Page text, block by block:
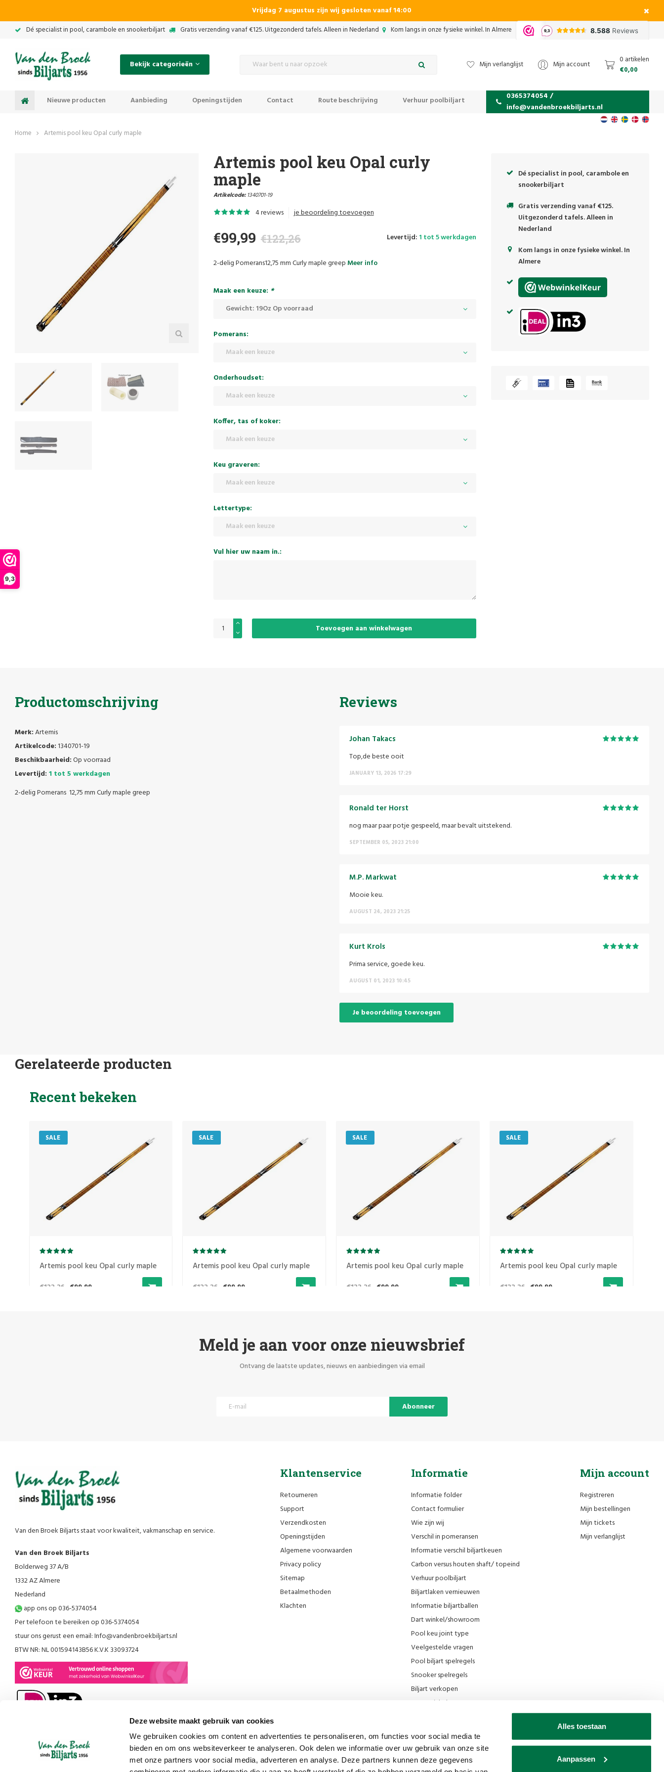
9,3
Deze website maakt gebruik van cookies
We gebruiken cookies om content en advertenties te personaliseren, om functies voor social media te
bieden en om ons websiteverkeer te analyseren. Ook delen we informatie over uw gebruik van onze site
met onze partners voor social media, adverteren en analyse. Deze partners kunnen deze gegevens
Alles toestaan
Aanpassen
Vrijdag 7 augustus zijn wij gesloten vanaf 14:00
Dé specialist in pool, carambole en snookerbiljart Gratis verzending vanaf €125. Uitgezonderd tafels. Alleen in Nederland Kom langs in onze fysieke winkel. In Almere
Bekijk categorieën Mijn verlanglijst Mijn account
0 artikelen
€0,00
Nieuwe producten Aanbieding Openingstijden Contact Route beschrijving Verhuur poolbiljart
0365374054 /
info@vandenbroekbiljarts.nl
Home Artemis pool keu Opal curly maple
Artemis pool keu Opal curly
maple
Artikelcode:1340701-19
4 reviews je beoordeling toevoegen
€99,99 €122,26 Levertijd: 1 tot 5 werkdagen
2-delig Pomerans12,75 mm Curly maple greep Meer info
Maak een keuze: *
Gewicht: 19Oz Op voorraad
Pomerans:
Maak een keuze
Onderhoudset:
Maak een keuze
Koffer, tas of koker:
Maak een keuze
Keu graveren:
Maak een keuze
Lettertype:
Maak een keuze
Vul hier uw naam in.:
Toevoegen aan winkelwagen
Dé specialist in pool, carambole en
snookerbiljart
Gratis verzending vanaf €125.
Uitgezonderd tafels. Alleen in
Nederland
Kom langs in onze fysieke winkel. In
Almere
Productomschrijving
Merk:Artemis
Artikelcode: 1340701-19
Beschikbaarheid:Op voorraad
Levertijd: 1 tot 5 werkdagen
2-delig Pomerans 12,75 mm Curly maple greep
Reviews
Johan Takacs
Top,de beste ooit
JANUARY 13, 2026 17:29
Ronald ter Horst
nog maar paar potje gespeeld, maar bevalt uitstekend.
SEPTEMBER 05, 2023 21:00
M.P. Markwat
Mooie keu.
AUGUST 24, 2023 21:25
Kurt Krols
Prima service, goede keu.
AUGUST 01, 2023 10:45
Je beoordeling toevoegen
Gerelateerde producten
Recent bekeken
SALE
Artemis pool keu Opal curly maple
€122,26 €99,99
SALE
Artemis pool keu Opal curly maple
€122,26 €99,99
SALE
Artemis pool keu Opal curly maple
€122,26 €99,99
SALE
Artemis pool keu Opal curly maple
€122,26 €99,99
Meld je aan voor onze nieuwsbrief
Ontvang de laatste updates, nieuws en aanbiedingen via email
Abonneer
Van den Broek Biljarts staat voor kwaliteit, vakmanschap en service.
Van den Broek Biljarts
Bolderweg 37 A/B
1332 AZ Almere
Nederland
app ons op 036-5374054
Per telefoon te bereiken op 036-5374054
stuur ons gerust een email:Info@vandenbroekbiljarts.nl
BTW NR: NL 001594143B56 K.V.K 33093724
Klantenservice
Retourneren
Support
Verzendkosten
Openingstijden
Algemene voorwaarden
Privacy policy
Sitemap
Betaalmethoden
Klachten
Informatie
Informatie folder
Contact formulier
Wie zijn wij
Verschil in pomeransen
Informatie verschil biljartkeuen
Carbon versus houten shaft/ topeind
Verhuur poolbiljart
Biljartlaken vernieuwen
Informatie biljartballen
Dart winkel/showroom
Pool keu joint type
Veelgestelde vragen
Pool biljart spelregels
Snooker spelregels
Biljart verkopen
Onze winkel
Promotie Filmpjes Van den Broek Biljarts
Blog
Biljart museum
Mijn account
Registreren
Mijn bestellingen
Mijn tickets
Mijn verlanglijst